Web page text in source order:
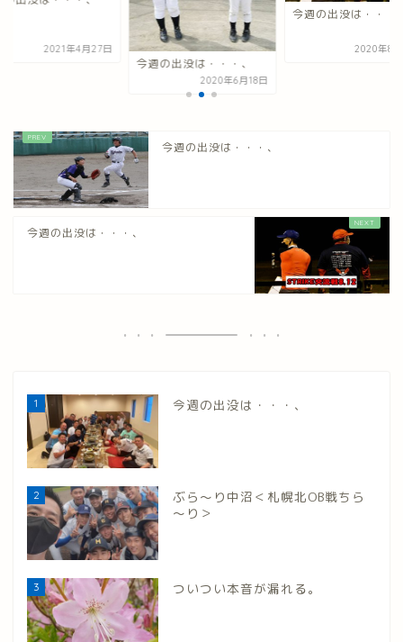
2021年4月27日
今週の出没は・・・、
2020年6月18日
今週の出没は・・・
2020年8
今週の出没は・・・、
今週の出没は・・・、
1 今週の出没は・・・、
2
ぶら～り中沼＜札幌北OB戦ちら
～り＞
3 ついつい本音が漏れる。